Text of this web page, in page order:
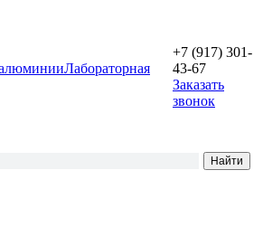
алюминииЛабораторная
+7 (917) 301-
43-67
Заказать
звонок